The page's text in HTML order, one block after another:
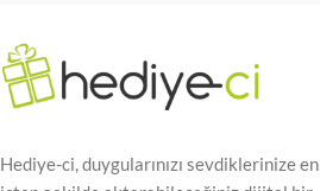
Hediye-ci, duygularınızı sevdiklerinize en